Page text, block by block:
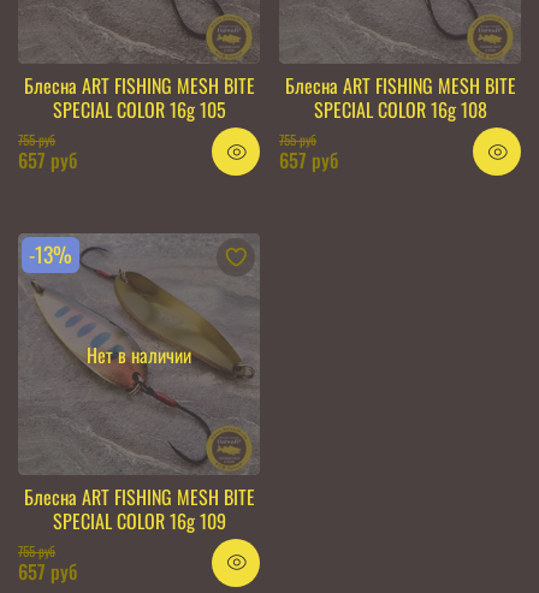
Блесна ART FISHING MESH BITE
SPECIAL COLOR 16g 105
755 руб
657 руб
Блесна ART FISHING MESH BITE
SPECIAL COLOR 16g 108
755 руб
657 руб
Нет в наличии
-13%
Блесна ART FISHING MESH BITE
SPECIAL COLOR 16g 109
755 руб
657 руб